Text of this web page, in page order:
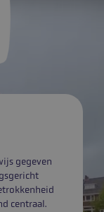
gegeven
centraal.